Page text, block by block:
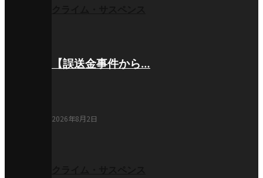
【誤送金事件から…
2026年8月2日